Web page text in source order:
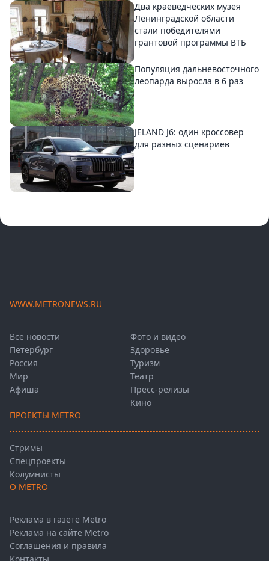
Два краеведческих музея
Ленинградской области
стали победителями
грантовой программы ВТБ
Популяция дальневосточного
леопарда выросла в 6 раз
JELAND J6: один кроссовер
для разных сценариев
WWW.METRONEWS.RU
Все новости
Петербург
Россия
Мир
Афиша
Фото и видео
Здоровье
Туризм
Театр
Пресс-релизы
Кино
ПРОЕКТЫ METRO
Стримы
Спецпроекты
Колумнисты
О METRO
Реклама в газете Metro
Реклама на сайте Metro
Соглашения и правила